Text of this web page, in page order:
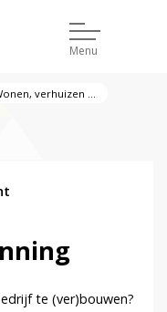
Menu
te (ver)bouwen?